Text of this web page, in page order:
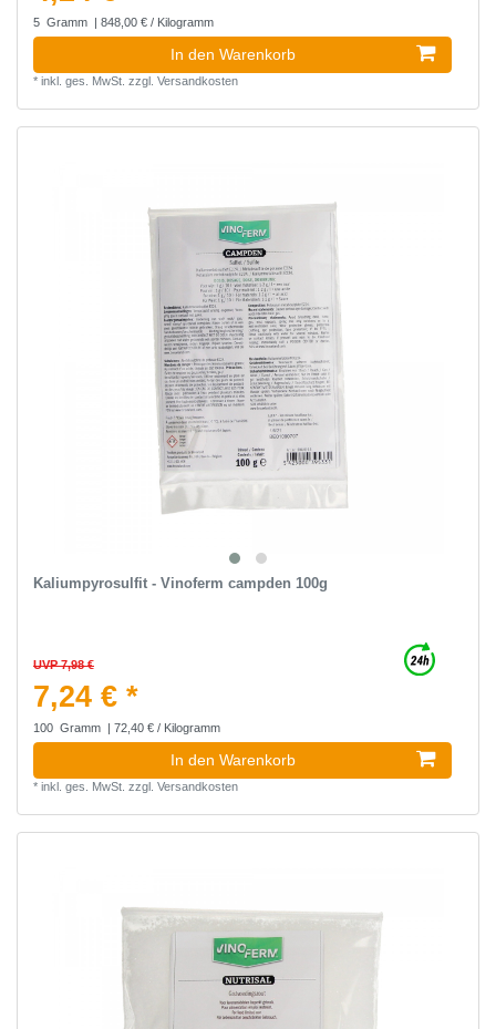
5 Gramm | 848,00 € / Kilogramm
In den Warenkorb
* inkl. ges. MwSt. zzgl. Versandkosten
Kaliumpyrosulfit - Vinoferm campden 100g
UVP 7,98 €
7,24 € *
100 Gramm | 72,40 € / Kilogramm
In den Warenkorb
* inkl. ges. MwSt. zzgl. Versandkosten